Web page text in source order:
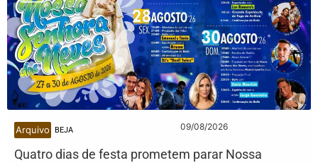
Arquivo BEJA 09/08/2026
Quatro dias de festa prometem parar Nossa